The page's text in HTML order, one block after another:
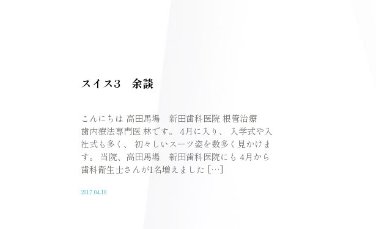
スイス3 余談
こんにちは 高田馬場 新田歯科医院 根管治療
歯内療法専門医 林です。 4月に入り、 入学式や入
社式も多く、 初々しいスーツ姿を数多く見かけま
す。 当院、高田馬場 新田歯科医院にも 4月から
歯科衛生士さんが1名増えました […]
2017.04.10